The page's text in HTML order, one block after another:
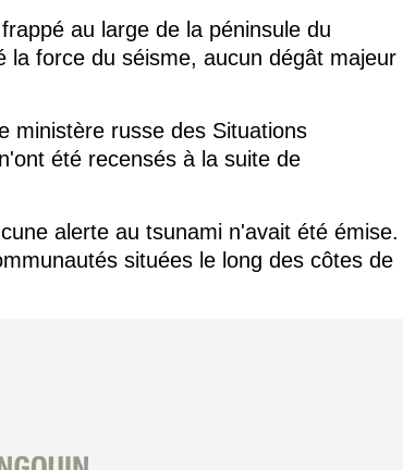
au large de la péninsule du
la force du séisme, aucun dégât majeur
ministère russe des Situations
été recensés à la suite de
alerte au tsunami n'avait été émise.
situées le long des côtes de